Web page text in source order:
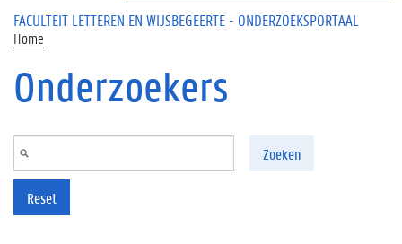
FACULTEIT LETTEREN EN WIJSBEGEERTE - ONDERZOEKSPORTAAL
Home
Onderzoekers
Zoeken
Reset